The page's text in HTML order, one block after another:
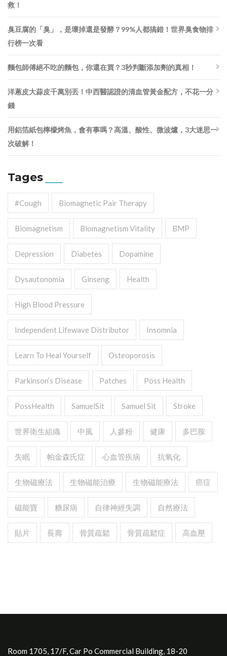
救！
臭豆腐的「臭」，是壞掉還是發酵？99%人都搞錯！世界臭食物排
行榜一次看
麵包師傅絕不吃的麵包，你還在買？3秒判斷添加劑的真相！
洋蔥皮大蒜皮千萬別丟！中西醫認證的清血管黃金配方，不花一分
錢
用鋁箔紙包檸檬烤魚，會有事嗎？高溫、酸性、微波爐，3大迷思一
次破解！
Tages
#cough Biomagnetic Pair Therapy
Biomagnetism Biomagnetism Vitality BMP
Depression Diabetes Dopamine
Dysautonomia Ginseng Health
High Blood Pressure
Independent Lifewave Distributor Insomnia
Learn To Heal Yourself Osteoporosis
Parkinson’s Disease Patches Poss Health
PossHealth SamuelSit Samuel Sit Stroke
世界衛生組織 中風 人參粉 健康 多巴胺
失眠 帕金森氏症 心血管疾病 抗氧化
生物磁療法 生物磁能治療 生物磁能療法 癌症
磁能寶 糖尿病 自律神經失調 自然療法
貼片 長壽 骨質疏鬆 骨質疏鬆症 高血壓
Room 1705, 17/F, Car Po Commercial Building, 18-20